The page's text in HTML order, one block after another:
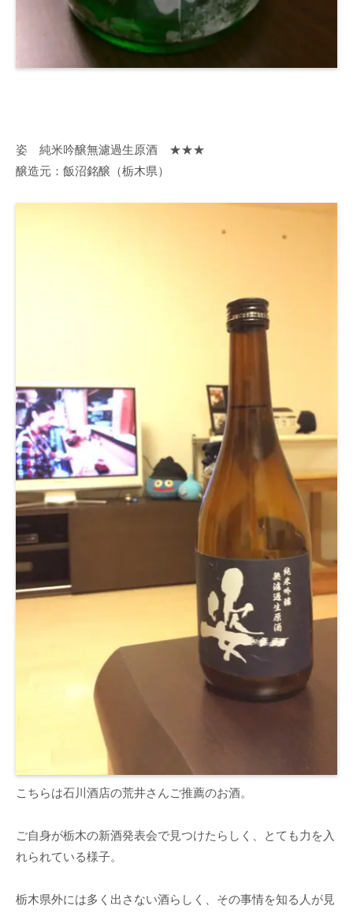
姿 純米吟醸無濾過生原酒 ★★★
醸造元：飯沼銘醸（栃木県）
こちらは石川酒店の荒井さんご推薦のお酒。
ご自身が栃木の新酒発表会で見つけたらしく、とても力を入
れられている様子。
栃木県外には多く出さない酒らしく、その事情を知る人が見